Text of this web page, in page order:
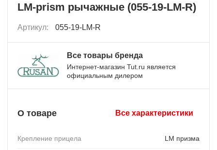
LM-prism рычажные (055-19-LM-R)
Артикул: 055-19-LM-R
Все товары бренда
Интернет-магазин Tut.ru является
официальным дилером
О товаре Все характеристики
Крепление прицела LM призма